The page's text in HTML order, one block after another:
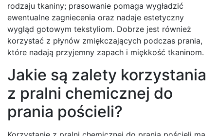
rodzaju tkaniny; prasowanie pomaga wygładzić
ewentualne zagniecenia oraz nadaje estetyczny
wygląd gotowym tekstyliom. Dobrze jest również
korzystać z płynów zmiękczających podczas prania,
które nadają przyjemny zapach i miękkość tkaninom.
Jakie są zalety korzystania
z pralni chemicznej do
prania pościeli?